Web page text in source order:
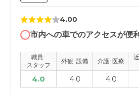
職員・スタッフ・他入居者の雰囲気
施設の職員としては普通だと思います
思うところは沢山ありますが一般常識
の程度であれば。
外観・内装・居室・設備について
居室は感染対策のため見せて貰えて
ので、特に感想がありません。
4.00
市内への車でのアクセスが便利
職員･
スタッフ
外観･設備 介護･医療
4.0 4.0 4.0